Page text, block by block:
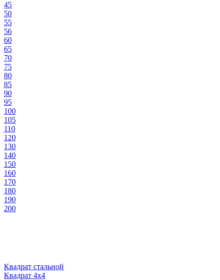
45
50
55
56
60
65
70
75
80
85
90
95
100
105
110
120
130
140
150
160
170
180
190
200
Квадрат стальной
Квадрат 4х4